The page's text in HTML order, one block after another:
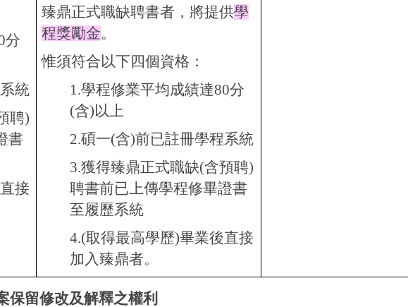
分
統
聘)
書
接
臻鼎正式職缺聘書者，將提供學
程獎勵金。
惟須符合以下四個資格：
1.學程修業平均成績達80分
(含)以上
2.碩一(含)前已註冊學程系統
3.獲得臻鼎正式職缺(含預聘)
聘書前已上傳學程修畢證書
至履歷系統
4.(取得最高學歷)畢業後直接
加入臻鼎者。
保留修改及解釋之權利